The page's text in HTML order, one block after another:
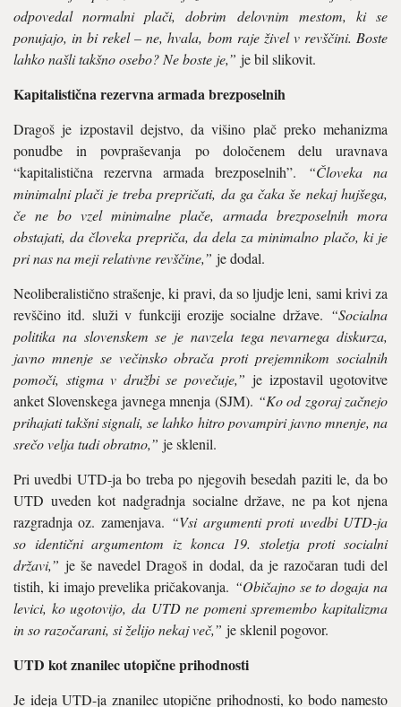
odpovedal normalni plači, dobrim delovnim mestom, ki se
ponujajo, in bi rekel – ne, hvala, bom raje živel v revščini. Boste
lahko našli takšno osebo? Ne boste je,” je bil slikovit.
Kapitalistična rezervna armada brezposelnih
Dragoš je izpostavil dejstvo, da višino plač preko mehanizma
ponudbe in povpraševanja po določenem delu uravnava
“kapitalistična rezervna armada brezposelnih”. “Človeka na
minimalni plači je treba prepričati, da ga čaka še nekaj hujšega,
če ne bo vzel minimalne plače, armada brezposelnih mora
obstajati, da človeka prepriča, da dela za minimalno plačo, ki je
pri nas na meji relativne revščine,” je dodal.
Neoliberalistično strašenje, ki pravi, da so ljudje leni, sami krivi za
revščino itd. služi v funkciji erozije socialne države. “Socialna
politika na slovenskem se je navzela tega nevarnega diskurza,
javno mnenje se večinsko obrača proti prejemnikom socialnih
pomoči, stigma v družbi se povečuje,” je izpostavil ugotovitve
anket Slovenskega javnega mnenja (SJM). “Ko od zgoraj začnejo
prihajati takšni signali, se lahko hitro povampiri javno mnenje, na
srečo velja tudi obratno,” je sklenil.
Pri uvedbi UTD-ja bo treba po njegovih besedah paziti le, da bo
UTD uveden kot nadgradnja socialne države, ne pa kot njena
razgradnja oz. zamenjava. “Vsi argumenti proti uvedbi UTD-ja
so identični argumentom iz konca 19. stoletja proti socialni
državi,” je še navedel Dragoš in dodal, da je razočaran tudi del
tistih, ki imajo prevelika pričakovanja. “Običajno se to dogaja na
levici, ko ugotovijo, da UTD ne pomeni spremembo kapitalizma
in so razočarani, si želijo nekaj več,” je sklenil pogovor.
UTD kot znanilec utopične prihodnosti
Je ideja UTD-ja znanilec utopične prihodnosti, ko bodo namesto